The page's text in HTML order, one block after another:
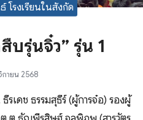
โรงเรียนในสังกัด
บรุ่นจิ๋ว” รุ่น 1
ายน 2568
เดช ธรรมสุธีร์ (ผู้การจ๋อ) รองผู้